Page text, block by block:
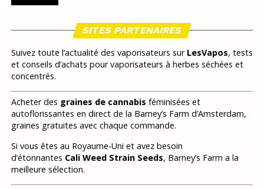
SITES PARTENAIRES
Suivez toute l’actualité des vaporisateurs sur LesVapos, tests
et conseils d’achats pour vaporisateurs à herbes séchées et
concentrés.
Acheter des graines de cannabis féminisées et
autoflorissantes en direct de la Barney’s Farm d’Amsterdam,
graines gratuites avec chaque commande.
Si vous êtes au Royaume-Uni et avez besoin
d’étonnantes Cali Weed Strain Seeds, Barney’s Farm a la
meilleure sélection.